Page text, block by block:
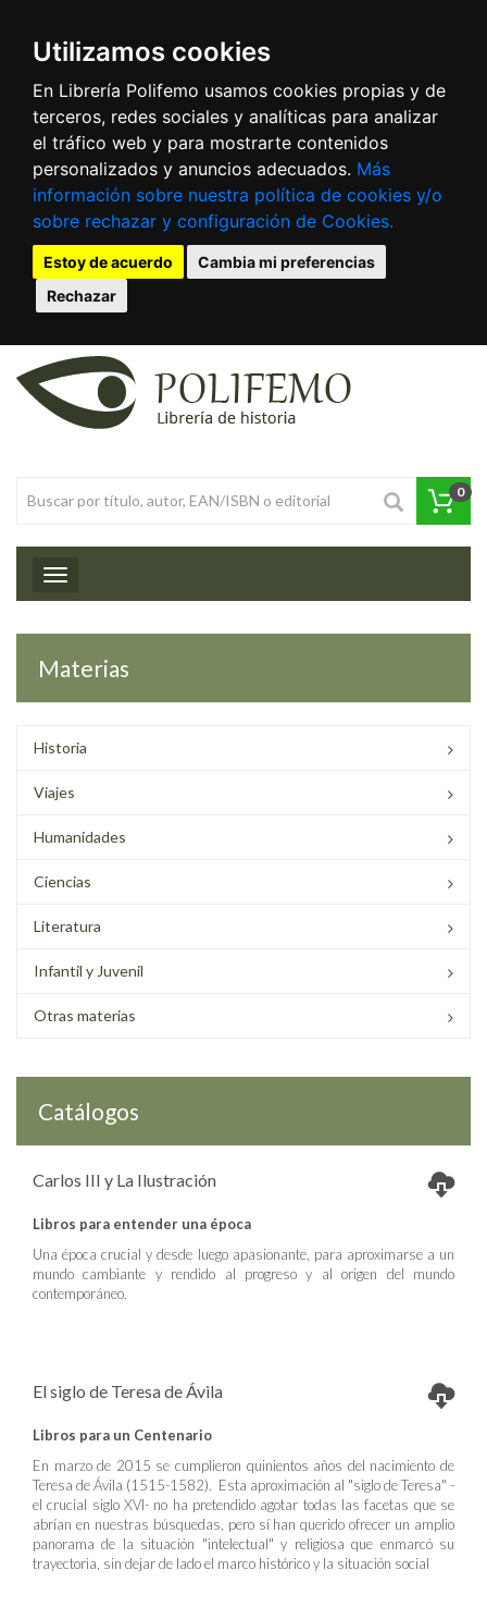
Utilizamos cookies
En Librería Polifemo usamos cookies propias y de
terceros, redes sociales y analíticas para analizar
el tráfico web y para mostrarte contenidos
personalizados y anuncios adecuados. Más
información sobre nuestra política de cookies y/o
sobre rechazar y configuración de Cookies.
Estoy de acuerdo
Cambia mi preferencias
Rechazar
0
Toggle navigation
Materias
Historia
Viajes
Humanidades
Ciencias
Literatura
Infantil y Juvenil
Otras materias
Catálogos
Carlos III y La Ilustración
Libros para entender una época
Una época crucial y desde luego apasionante, para aproximarse a un
mundo cambiante y rendido al progreso y al origen del mundo
contemporáneo.
El siglo de Teresa de Ávila
Libros para un Centenario
En marzo de 2015 se cumplieron quinientos años del nacimiento de
Teresa de Ávila (1515-1582). Esta aproximación al "siglo de Teresa" -
el crucial siglo XVI- no ha pretendido agotar todas las facetas que se
abrían en nuestras búsquedas, pero sí han querido ofrecer un amplio
panorama de la situación "intelectual" y religiosa que enmarcó su
trayectoria, sin dejar de lado el marco histórico y la situación social